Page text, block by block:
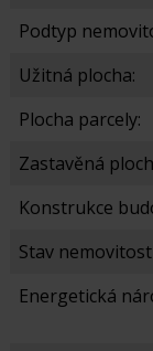
Podtyp
Užitná plocha:
Plocha parcely:
Zastavěná
Konstrukce
Stav
Energetická